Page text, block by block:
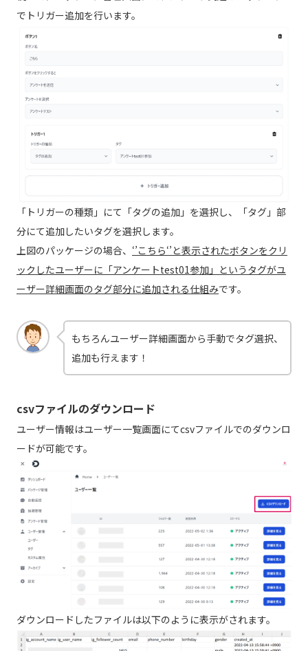
でトリガー追加を行います。
「トリガーの種類」にて「タグの追加」を選択し、「タグ」部
分にて追加したいタグを選択します。
上図のパッケージの場合、 ‘’こちら‘’と表示されたボタンをクリ
ックしたユーザーに「アンケートtest01参加」というタグがユ
ーザー詳細画面のタグ部分に追加される仕組みです。
もちろんユーザー詳細画面から手動でタグ選択、
追加も行えます！
csvファイルのダウンロード
ユーザー情報はユーザー一覧画面にてcsvファイルでのダウンロ
ードが可能です。
ダウンロードしたファイルは以下のように表示がされます。